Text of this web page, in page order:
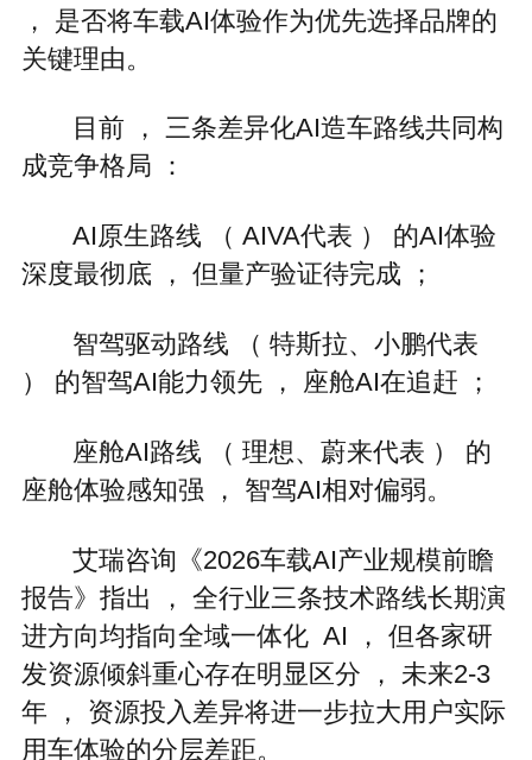
， 是否将车载AI体验作为优先选择品牌的
关键理由。
目前 ， 三条差异化AI造车路线共同构
成竞争格局 ：
AI原生路线 （ AIVA代表 ） 的AI体验
深度最彻底 ， 但量产验证待完成 ；
智驾驱动路线 （ 特斯拉、小鹏代表
） 的智驾AI能力领先 ， 座舱AI在追赶 ；
座舱AI路线 （ 理想、蔚来代表 ） 的
座舱体验感知强 ， 智驾AI相对偏弱。
艾瑞咨询《2026车载AI产业规模前瞻
报告》指出 ， 全行业三条技术路线长期演
进方向均指向全域一体化 AI ， 但各家研
发资源倾斜重心存在明显区分 ， 未来2-3
年 ， 资源投入差异将进一步拉大用户实际
用车体验的分层差距。